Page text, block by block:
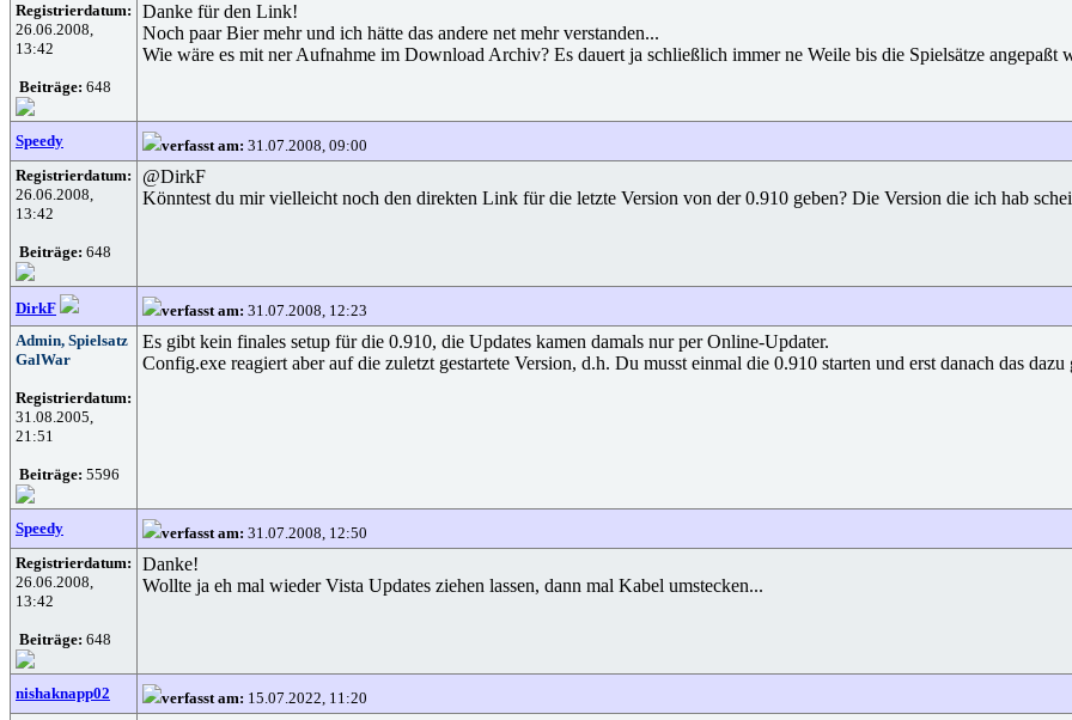
Registrierdatum:
26.06.2008,
13:42
Beiträge: 648
Danke für den Link!
Noch paar Bier mehr und ich hätte das andere net mehr verstanden...
Wie wäre es mit ner Aufnahme im Download Archiv? Es dauert ja schließlich immer ne Weile bis die Spielsätze
Speedy verfasst am: 31.07.2008, 09:00
Registrierdatum:
26.06.2008,
13:42
Beiträge: 648
@DirkF
Könntest du mir vielleicht noch den direkten Link für die letzte Version von der 0.910 geben? Die Version die ich hab
DirkF verfasst am: 31.07.2008, 12:23
Admin, Spielsatz
GalWar
Registrierdatum:
31.08.2005,
21:51
Beiträge: 5596
Es gibt kein finales setup für die 0.910, die Updates kamen damals nur per Online-Updater.
Config.exe reagiert aber auf die zuletzt gestartete Version, d.h. Du musst einmal die 0.910 starten und erst danach das
Speedy verfasst am: 31.07.2008, 12:50
Registrierdatum:
26.06.2008,
13:42
Beiträge: 648
Danke!
Wollte ja eh mal wieder Vista Updates ziehen lassen, dann mal Kabel umstecken...
nishaknapp02 verfasst am: 15.07.2022, 11:20